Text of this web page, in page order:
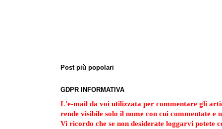
Post più popolari
GDPR INFORMATIVA
L'e-mail da voi utilizzata per commentare gli
rende visibile solo il nome con cui commentate e
Vi ricordo che se non desiderate loggarvi potete